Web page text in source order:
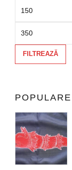
FILTREAZĂ
POPULARE